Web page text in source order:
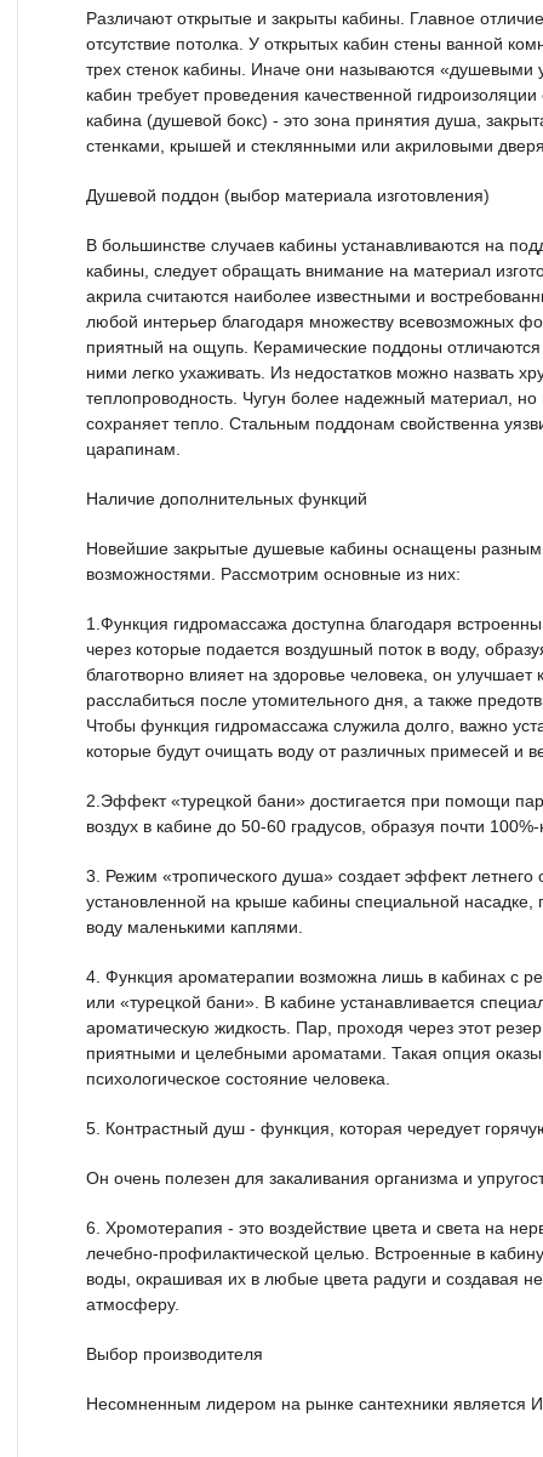
Различают открытые и закрыты кабины. Главное
отсутствие потолка. У открытых кабин стены ванной
трех стенок кабины. Иначе они называются «душевыми
кабин требует проведения качественной
кабина (душевой бокс) - это зона принятия душа,
стенками, крышей и стеклянными или акриловыми
Душевой поддон (выбор материала изготовления)
В большинстве случаев кабины устанавливаются на
кабины, следует обращать внимание на материал
акрила считаются наиболее известными и
любой интерьер благодаря множеству всевозможных
приятный на ощупь. Керамические поддоны отличаются
ними легко ухаживать. Из недостатков можно назвать
теплопроводность. Чугун более надежный материал,
сохраняет тепло. Стальным поддонам свойственна
царапинам.
Наличие дополнительных функций
Новейшие закрытые душевые кабины оснащены
возможностями. Рассмотрим основные из них:
1.Функция гидромассажа доступна благодаря
через которые подается воздушный поток в воду,
благотворно влияет на здоровье человека, он
расслабиться после утомительного дня, а также
Чтобы функция гидромассажа служила долго, важно
которые будут очищать воду от различных примесей и
2.Эффект «турецкой бани» достигается при помощи
воздух в кабине до 50-60 градусов, образуя почти
3. Режим «тропического душа» создает эффект
установленной на крыше кабины специальной насадке,
воду маленькими каплями.
4. Функция ароматерапии возможна лишь в кабинах с
или «турецкой бани». В кабине устанавливается
ароматическую жидкость. Пар, проходя через этот
приятными и целебными ароматами. Такая опция
психологическое состояние человека.
5. Контрастный душ - функция, которая чередует
Он очень полезен для закаливания организма и
6. Хромотерапия - это воздействие цвета и света на
лечебно-профилактической целью. Встроенные в
воды, окрашивая их в любые цвета радуги и создавая
атмосферу.
Выбор производителя
Несомненным лидером на рынке сантехники является